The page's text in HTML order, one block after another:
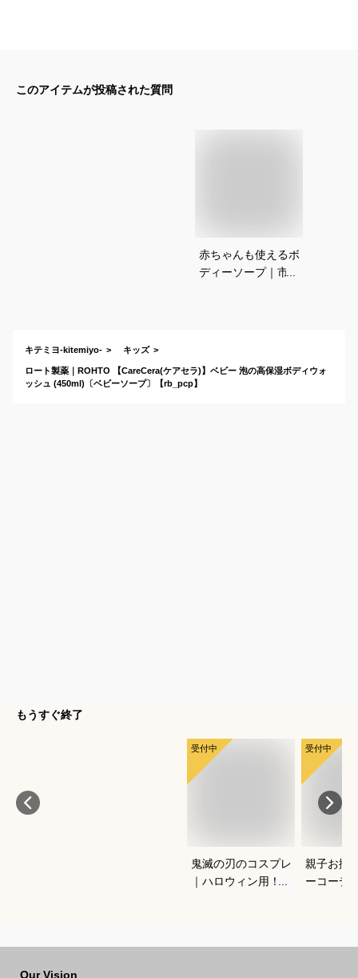
このアイテムが投稿された質問
赤ちゃんも使えるボ
ディーソープ｜市販
キテミヨ-kitemiyo- キッズ
ロート製薬｜ROHTO 【CareCera(ケアセラ)】ベビー 泡の高保湿ボディウォ
ッシュ (450ml)〔ベビーソープ〕【rb_pcp】
もうすぐ終了
受付中
鬼滅の刃のコスプレ
｜ハロウィン用！キ
受付中
親子お揃
ーコーデ
Our Vision